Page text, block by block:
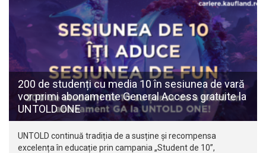
200 de studenți cu media 10 în sesiunea de vară
vor primi abonamente General Access gratuite la
UNTOLD ONE
UNTOLD continuă tradiția de a susține și recompensa
excelența în educație prin campania „Student de 10”,